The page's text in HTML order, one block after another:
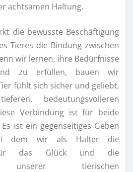
achtsamen Haltung.
die bewusste Beschäftigung
Tieres die Bindung zwischen
wir lernen, ihre Bedürfnisse
zu erfüllen, bauen wir
fühlt sich sicher und geliebt,
bedeutungsvolleren
Verbindung ist für beide
ist ein gegenseitiges Geben
dem wir als Halter die
für das Glück und die
unserer tierischen